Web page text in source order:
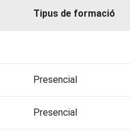
Tipus de formació
Presencial
Presencial